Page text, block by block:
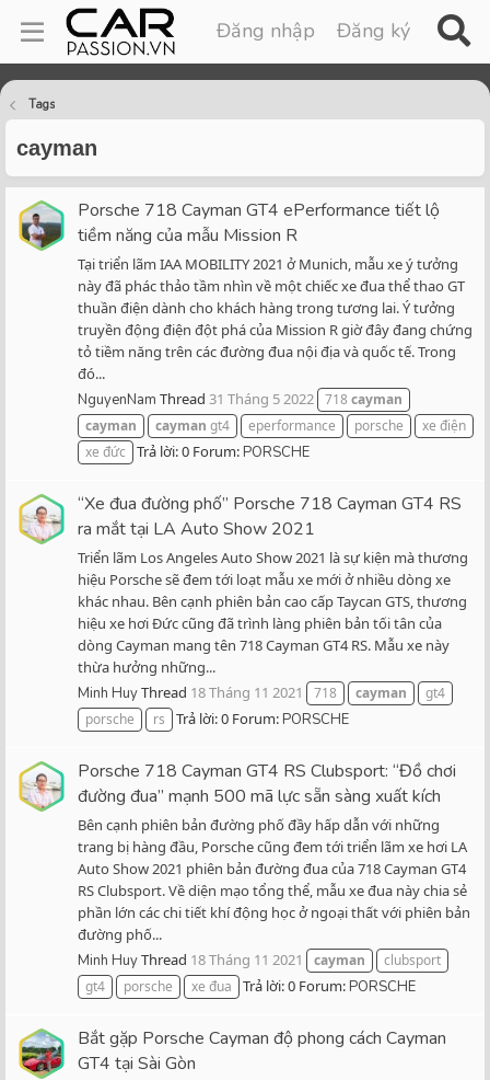
Đăng nhập Đăng ký
Tags
cayman
Porsche 718 Cayman GT4 ePerformance tiết lộ
tiềm năng của mẫu Mission R
Tại triển lãm IAA MOBILITY 2021 ở Munich, mẫu xe ý tưởng
này đã phác thảo tầm nhìn về một chiếc xe đua thể thao GT
thuần điện dành cho khách hàng trong tương lai. Ý tưởng
truyền động điện đột phá của Mission R giờ đây đang chứng
tỏ tiềm năng trên các đường đua nội địa và quốc tế. Trong
đó...
NguyenNam Thread 31 Tháng 5 2022 718cayman
cayman
cayman gt4 eperformance porsche
xe điện
xe đức
Trả lời: 0 Forum:PORSCHE
“Xe đua đường phố” Porsche 718 Cayman GT4 RS
ra mắt tại LA Auto Show 2021
Triển lãm Los Angeles Auto Show 2021 là sự kiện mà thương
hiệu Porsche sẽ đem tới loạt mẫu xe mới ở nhiều dòng xe
khác nhau. Bên cạnh phiên bản cao cấp Taycan GTS, thương
hiệu xe hơi Đức cũng đã trình làng phiên bản tối tân của
dòng Cayman mang tên 718 Cayman GT4 RS. Mẫu xe này
thừa hưởng những...
Minh HuyThread 18 Tháng 11 2021 718 cayman
gt4
porsche
rs Trả lời: 0 Forum:PORSCHE
Porsche 718 Cayman GT4 RS Clubsport: “Đồ chơi
đường đua” mạnh 500 mã lực sẵn sàng xuất kích
Bên cạnh phiên bản đường phố đầy hấp dẫn với những
trang bị hàng đầu, Porsche cũng đem tới triển lãm xe hơi LA
Auto Show 2021 phiên bản đường đua của 718 Cayman GT4
RS Clubsport. Về diện mạo tổng thể, mẫu xe đua này chia sẻ
phần lớn các chi tiết khí động học ở ngoại thất với phiên bản
đường phố...
Minh HuyThread 18 Tháng 11 2021 cayman
clubsport
gt4
porsche xe đua Trả lời: 0 Forum:PORSCHE
Bắt gặp Porsche Cayman độ phong cách Cayman
GT4 tại Sài Gòn